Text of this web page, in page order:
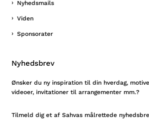
Nyhedsmails
Viden
Sponsorater
Nyhedsbrev
Ønsker du ny inspiration til din hverdag,
videoer, invitationer til arrangementer mm.?
Tilmeld dig et af Sahvas målrettede